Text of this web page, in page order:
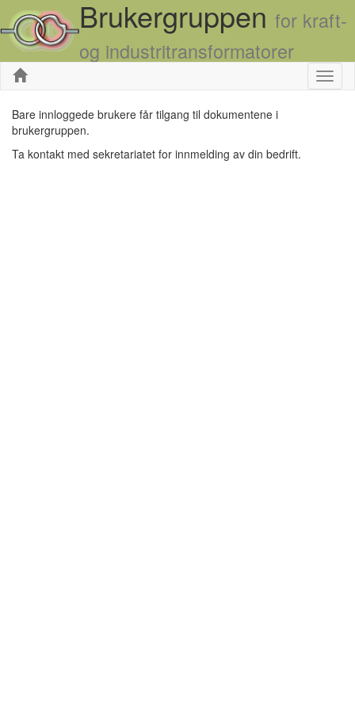
Brukergruppen for kraft-
og industritransformatorer
Skjul
Bare innloggede brukere får tilgang til dokumentene i
brukergruppen.
Ta kontakt med sekretariatet for innmelding av din bedrift.